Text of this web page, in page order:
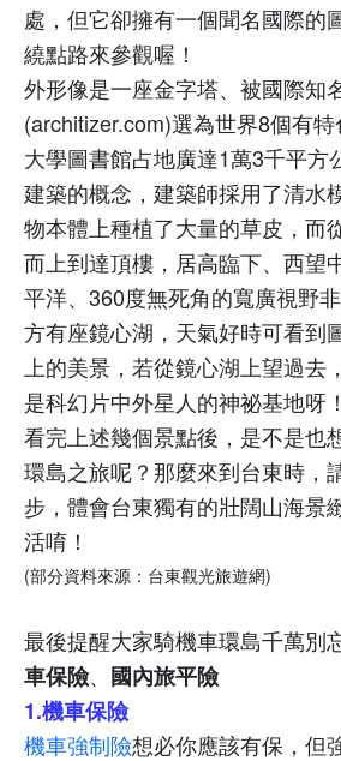
處，但它卻擁有一個聞名國際的
繞點路來參觀喔！
外形像是一座金字塔、被國際知
(architizer.com)選為世界8個有
大學圖書館占地廣達1萬3千平方
建築的概念，建築師採用了清水
物本體上種植了大量的草皮，而
而上到達頂樓，居高臨下、西望
平洋、 360度無死角的寬廣視野
方有座鏡心湖，天氣好時可看到
上的美景，若從鏡心湖上望過去
是科幻片中外星人的神祕基地呀！
看完上述幾個景點後，是不是也
環島之旅呢？那麼來到台東時，
步，體會台東獨有的壯闊山海景
活唷！
(部分資料來源：台東觀光旅遊網)
最後提醒大家騎機車環島千萬別
車保險、 國內旅平險
1.機車保險
機車強制險想必你應該有保，但